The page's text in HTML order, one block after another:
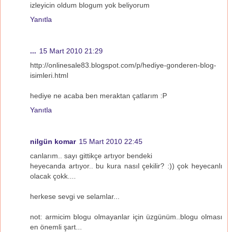
izleyicin oldum blogum yok beliyorum
Yanıtla
... 15 Mart 2010 21:29
http://onlinesale83.blogspot.com/p/hediye-gonderen-blog-
isimleri.html
hediye ne acaba ben meraktan çatlarım :P
Yanıtla
nilgün komar 15 Mart 2010 22:45
canlarım.. sayı gittikçe artıyor bendeki
heyecanda artıyor.. bu kura nasıl çekilir? :)) çok heyecanlı
olacak çokk....
herkese sevgi ve selamlar...
not: armicim blogu olmayanlar için üzgünüm..blogu olması
en önemli şart...